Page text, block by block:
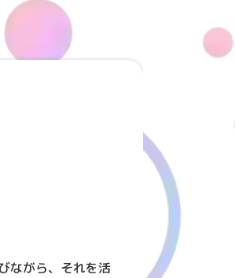
ながら、それを活